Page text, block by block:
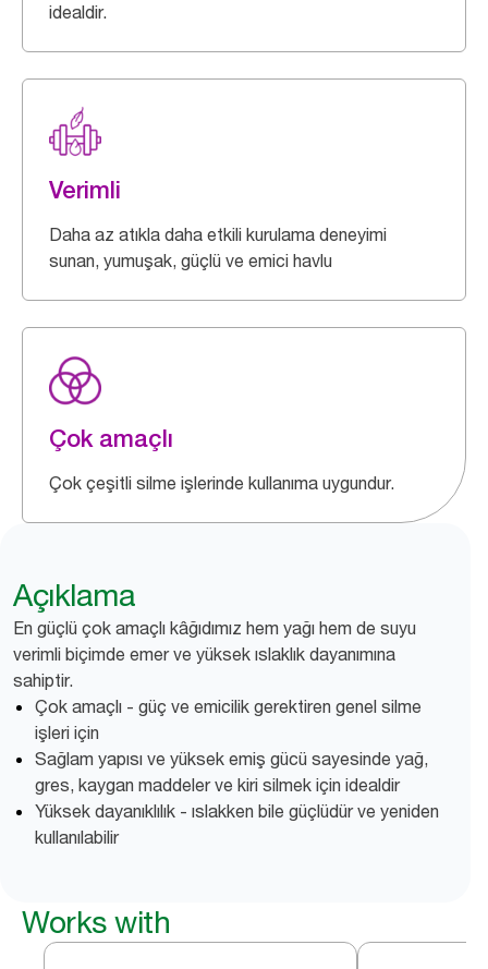
idealdir.
Verimli
Daha az atıkla daha etkili kurulama deneyimi
sunan, yumuşak, güçlü ve emici havlu
Çok amaçlı
Çok çeşitli silme işlerinde kullanıma uygundur.
Açıklama
En güçlü çok amaçlı kâğıdımız hem yağı hem de suyu
verimli biçimde emer ve yüksek ıslaklık dayanımına
sahiptir.
Çok amaçlı - güç ve emicilik gerektiren genel silme
işleri için
Sağlam yapısı ve yüksek emiş gücü sayesinde yağ,
gres, kaygan maddeler ve kiri silmek için idealdir
Yüksek dayanıklılık - ıslakken bile güçlüdür ve yeniden
kullanılabilir
Works with